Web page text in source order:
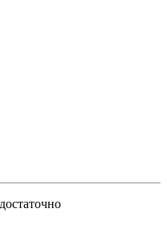
достаточно